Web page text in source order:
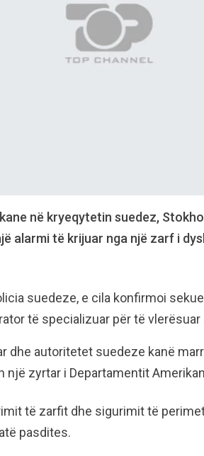
në kryeqytetin suedez,
alarmi të krijuar nga një zarf i
suedeze, e cila konfirmoi
të specializuar për të
dhe autoritetet suedeze kanë
një zyrtar i Departamentit
të zarfit dhe sigurimit të
pasdites.